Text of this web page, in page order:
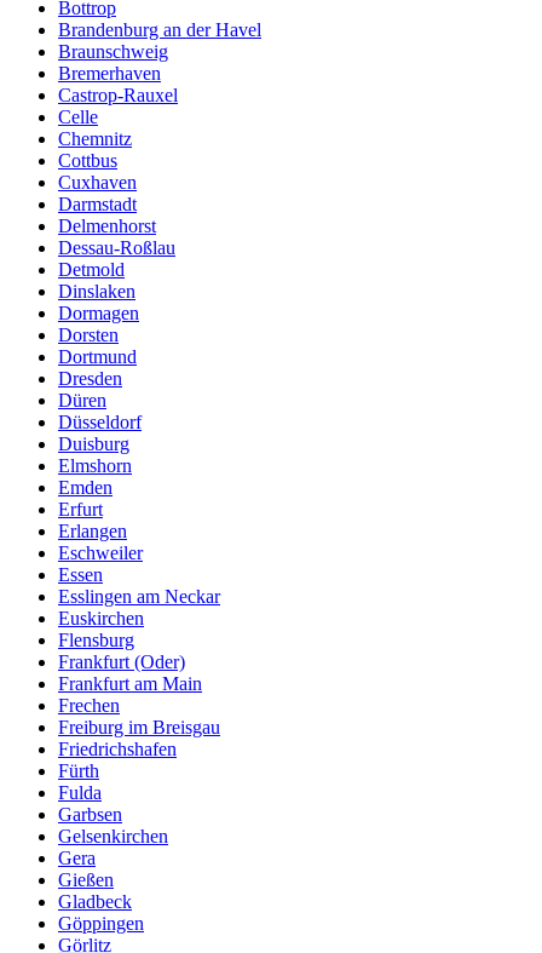
Bottrop
Brandenburg an der Havel
Braunschweig
Bremerhaven
Castrop-Rauxel
Celle
Chemnitz
Cottbus
Cuxhaven
Darmstadt
Delmenhorst
Dessau-Roßlau
Detmold
Dinslaken
Dormagen
Dorsten
Dortmund
Dresden
Düren
Düsseldorf
Duisburg
Elmshorn
Emden
Erfurt
Erlangen
Eschweiler
Essen
Esslingen am Neckar
Euskirchen
Flensburg
Frankfurt (Oder)
Frankfurt am Main
Frechen
Freiburg im Breisgau
Friedrichshafen
Fürth
Fulda
Garbsen
Gelsenkirchen
Gera
Gießen
Gladbeck
Göppingen
Görlitz